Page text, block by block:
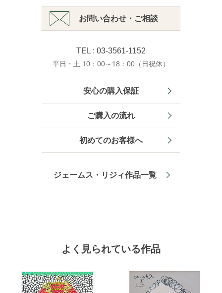
お問い合わせ・ご相談
TEL : 03-3561-1152
平日・土 10：00～18：00（日祝休）
安心の購入保証
ご購入の流れ
初めてのお客様へ
ジェームス・リジィ作品一覧
よく見られている作品